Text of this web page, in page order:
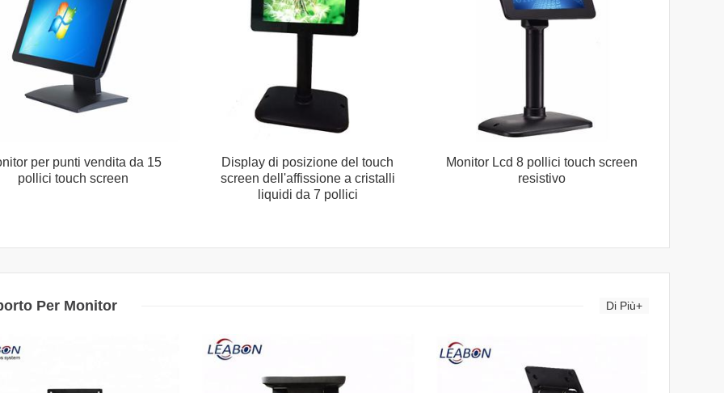
per punti vendita da 15
pollici touch screen
Display di posizione del touch
screen dell'affissione a cristalli
liquidi da 7 pollici
Monitor Lcd 8 pollici touch screen
resistivo
Per Monitor Di Più+